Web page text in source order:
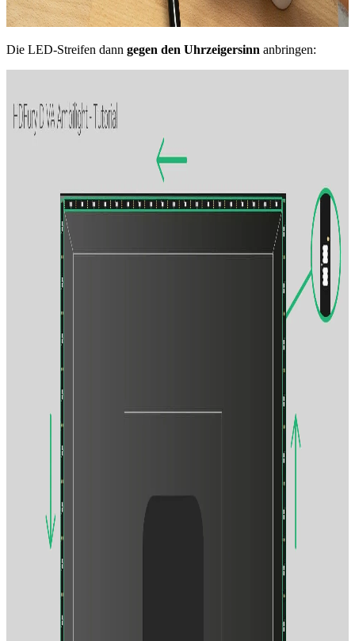
Die LED-Streifen dann gegen den Uhrzeigersinn anbringen: